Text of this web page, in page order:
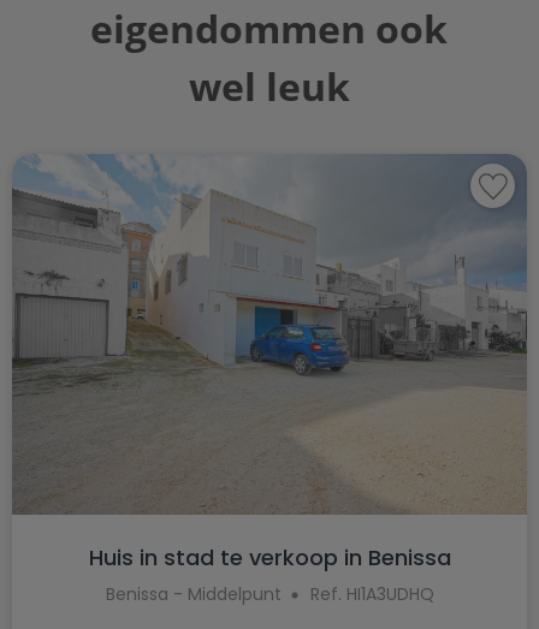
eigendommen ook
wel leuk
Huis in stad te verkoop in Benissa
Benissa - Middelpunt Ref. HI1A3UDHQ